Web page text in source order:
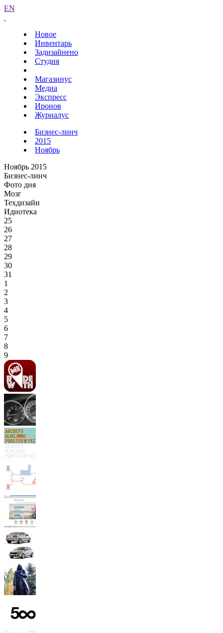
EN
Новое
Инвентарь
Задизайнено
Студия
Магазинус
Медиа
Экспресс
Иронов
Журналус
Бизнес-линч
2015
Ноябрь
Ноябрь 2015
Бизнес-линч
Фото дня
Мозг
Техдизайн
Идиотека
25
26
27
28
29
30
31
1
2
3
4
5
6
7
8
9